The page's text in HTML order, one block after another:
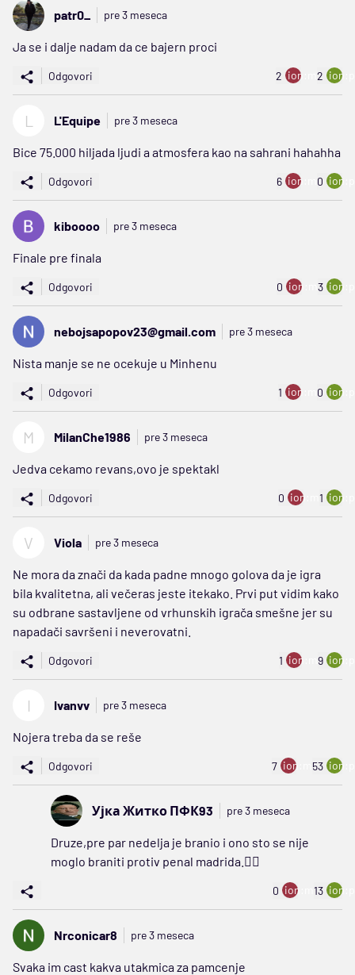
patr0_ pre 3 meseca
Ja se i dalje nadam da ce bajern proci
Odgovori 2 ion:minus
2
L L'Equipe pre 3 meseca
Bice 75.000 hiljada ljudi a atmosfera kao na sahrani hahahha
Odgovori 6 ion:minus
0
kiboooo pre 3 meseca
Finale pre finala
Odgovori 0 ion:minus
3
nebojsapopov23@gmail.com pre 3 meseca
Nista manje se ne ocekuje u Minhenu
Odgovori 1 ion:minus
0
M MilanChe1986 pre 3 meseca
Jedva cekamo revans,ovo je spektakl
Odgovori 0 ion:minus
1
V Viola pre 3 meseca
Ne mora da znači da kada padne mnogo golova da je igra
bila kvalitetna, ali večeras jeste itekako. Prvi put vidim kako
su odbrane sastavljene od vrhunskih igrača smešne jer su
napadači savršeni i neverovatni.
Odgovori 1 ion:minus
9
I Ivanvv pre 3 meseca
Nojera treba da se reše
Odgovori 7 ion:minus
53
Ујка Житко ПФК93 pre 3 meseca
Druze,pre par nedelja je branio i ono sto se nije
moglo braniti protiv penal madrida.🤦‍♂️
0 ion:minus
13
Nrconicar8 pre 3 meseca
Svaka im cast kakva utakmica za pamcenje